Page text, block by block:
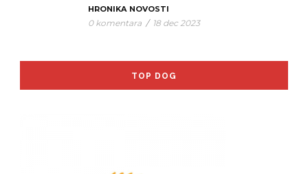
HRONIKA NOVOSTI
0 komentara / 18 dec 2023
TOP DOG